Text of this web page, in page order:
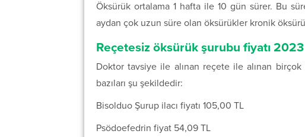
Öksürük ortalama 1 hafta ile 10 gün sürer. Bu
aydan çok uzun süre olan öksürükler kronik
Reçetesiz öksürük şurubu fiyatı 2023
Doktor tavsiye ile alınan reçete ile alınan
bazıları şu şekildedir:
Bisolduo Şurup ilacı fiyatı 105,00 TL
Psödoefedrin fiyat 54,09 TL